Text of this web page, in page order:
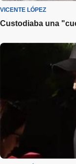
VICENTE LÓPEZ
Custodiaba una